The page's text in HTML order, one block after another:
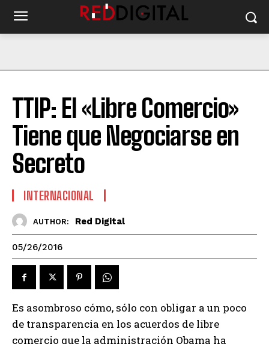
TTIP: El «Libre Comercio»
Tiene que Negociarse en
Secreto
INTERNACIONAL
AUTHOR: Red Digital
05/26/2016
Es asombroso cómo, sólo con obligar a un poco
de transparencia en los acuerdos de libre
comercio que la administración Obama ha